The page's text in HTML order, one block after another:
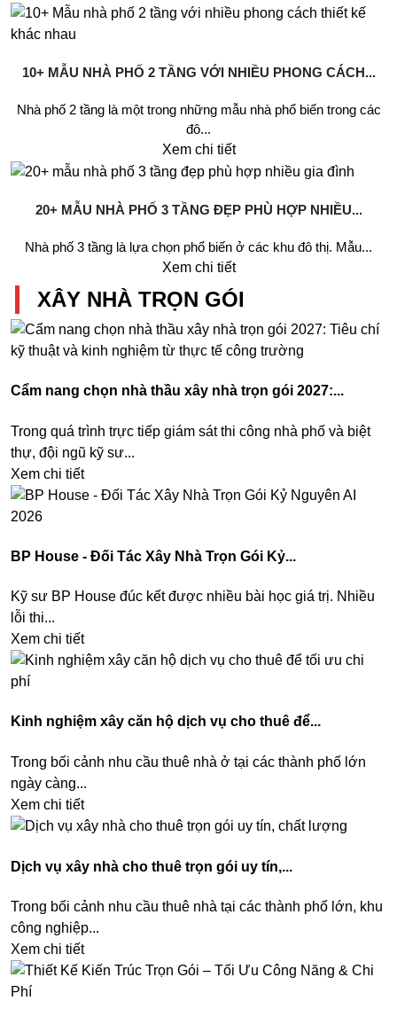
10+ MẪU NHÀ PHỐ 2 TẦNG VỚI NHIỀU PHONG CÁCH...
Nhà phố 2 tầng là một trong những mẫu nhà phổ biến trong các
đô...
Xem chi tiết
20+ MẪU NHÀ PHỐ 3 TẦNG ĐẸP PHÙ HỢP NHIỀU...
Nhà phố 3 tầng là lựa chọn phổ biến ở các khu đô thị. Mẫu...
Xem chi tiết
XÂY NHÀ TRỌN GÓI
Cẩm nang chọn nhà thầu xây nhà trọn gói 2027:...
Trong quá trình trực tiếp giám sát thi công nhà phố và biệt
thự, đội ngũ kỹ sư...
Xem chi tiết
BP House - Đối Tác Xây Nhà Trọn Gói Kỷ...
Kỹ sư BP House đúc kết được nhiều bài học giá trị. Nhiều
lỗi thi...
Xem chi tiết
Kinh nghiệm xây căn hộ dịch vụ cho thuê để...
Trong bối cảnh nhu cầu thuê nhà ở tại các thành phố lớn
ngày càng...
Xem chi tiết
Dịch vụ xây nhà cho thuê trọn gói uy tín,...
Trong bối cảnh nhu cầu thuê nhà tại các thành phố lớn, khu
công nghiệp...
Xem chi tiết